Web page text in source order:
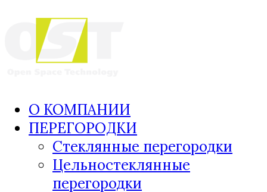
О КОМПАНИИ
ПЕРЕГОРОДКИ
Стеклянные перегородки
Цельностеклянные
перегородки